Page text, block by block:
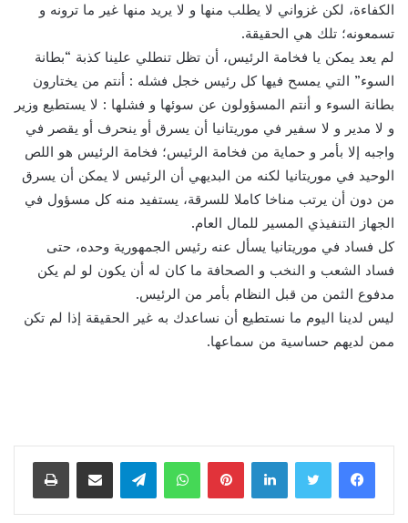
الكفاءة، لكن غزواني لا يطلب منها و لا يريد منها غير ما ترونه و
تسمعونه؛ تلك هي الحقيقة.
لم يعد يمكن يا فخامة الرئيس، أن تظل تنطلي علينا كذبة “بطانة
السوء” التي يمسح فيها كل رئيس خجل فشله : أنتم من يختارون
بطانة السوء و أنتم المسؤولون عن سوئها و فشلها : لا يستطيع وزير
و لا مدير و لا سفير في موريتانيا أن يسرق أو ينحرف أو يقصر في
واجبه إلا بأمر و حماية من فخامة الرئيس؛ فخامة الرئيس هو اللص
الوحيد في موريتانيا لكنه من البديهي أن الرئيس لا يمكن أن يسرق
من دون أن يرتب مناخا كاملا للسرقة، يستفيد منه كل مسؤول في
الجهاز التنفيذي المسير للمال العام.
كل فساد في موريتانيا يسأل عنه رئيس الجمهورية وحده، حتى
فساد الشعب و النخب و الصحافة ما كان له أن يكون لو لم يكن
مدفوع الثمن من قبل النظام بأمر من الرئيس.
ليس لدينا اليوم ما نستطيع أن نساعدك به غير الحقيقة إذا لم تكن
ممن لديهم حساسية من سماعها.
لينكدإن بينتيريستواتساب تيلقرام مشاركة عبر البريد طباعة